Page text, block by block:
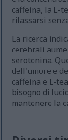
caffeina, la L-
rilassarsi
La ricerca
cerebrali
serotonina.
dell'umore e
caffeina e L-
bisogno di
mantenere la